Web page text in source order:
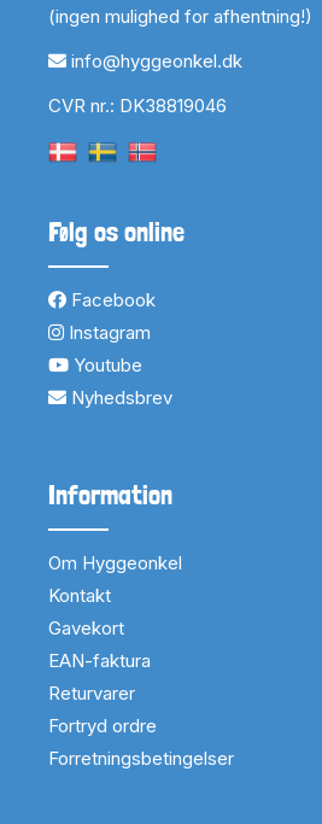
(ingen mulighed for afhentning!)
info@hyggeonkel.dk
CVR nr.: DK38819046
Følg os online
Facebook
Instagram
Youtube
Nyhedsbrev
Information
Om Hyggeonkel
Kontakt
Gavekort
EAN-faktura
Returvarer
Fortryd ordre
Forretningsbetingelser